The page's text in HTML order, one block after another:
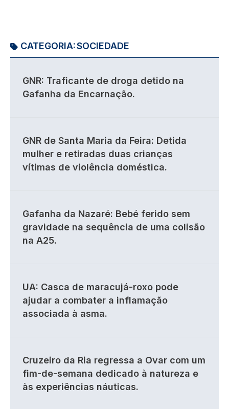
CATEGORIA:SOCIEDADE
GNR: Traficante de droga detido na
Gafanha da Encarnação.
GNR de Santa Maria da Feira: Detida
mulher e retiradas duas crianças
vítimas de violência doméstica.
Gafanha da Nazaré: Bebé ferido sem
gravidade na sequência de uma colisão
na A25.
UA: Casca de maracujá-roxo pode
ajudar a combater a inflamação
associada à asma.
Cruzeiro da Ria regressa a Ovar com um
fim-de-semana dedicado à natureza e
às experiências náuticas.